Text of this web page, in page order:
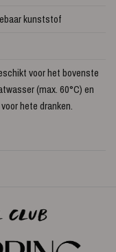
kunststof
voor het bovenste
(max. 60°C) en
hete dranken.